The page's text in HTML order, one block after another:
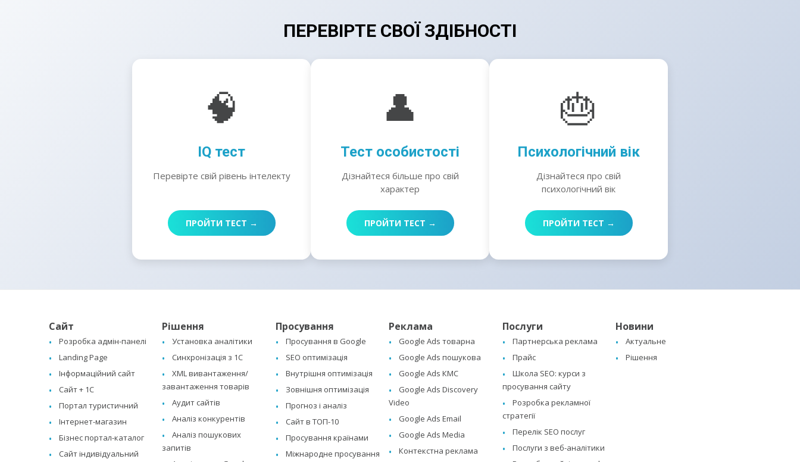
ПЕРЕВІРТЕ СВОЇ ЗДІБНОСТІ
🧠
IQ тест
Перевірте свій рівень інтелекту
ПРОЙТИ ТЕСТ →
👤
Тест особистості
Дізнайтеся більше про свій
характер
ПРОЙТИ ТЕСТ →
🎂
Психологічний вік
Дізнайтеся про свій
психологічний вік
ПРОЙТИ ТЕСТ →
Сайт
Розробка адмін-панелі
Landing Page
Інформаційний сайт
Сайт + 1C
Портал туристичний
Інтернет-магазин
Бізнес портал-каталог
Сайт індивідуальний
Рішення
Установка аналітики
Синхронізація з 1C
XML вивантаження/
завантаження товарів
Аудит сайтів
Аналіз конкурентів
Аналіз пошукових
запитів
Просування
Просування в Google
SEO оптимізація
Внутрішня оптимізація
Зовнішня оптимізація
Прогноз і аналіз
Сайт в ТОП-10
Просування країнами
Міжнародне просування
Реклама
Google Ads товарна
Google Ads пошукова
Google Ads КМС
Google Ads Discovery
Video
Google Ads Email
Google Ads Media
Контекстна реклама
Послуги
Партнерська реклама
Прайс
Школа SEO: курси з
просування сайту
Розробка рекламної
стратегії
Перелік SEO послуг
Послуги з веб-аналітики
Новини
Актуальне
Рішення